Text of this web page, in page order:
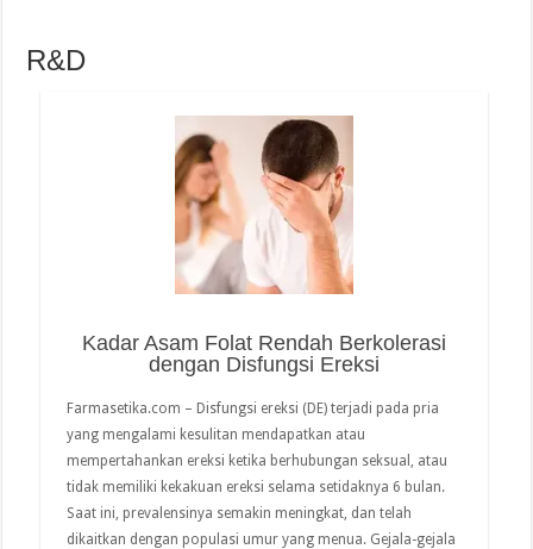
R&D
Kadar Asam Folat Rendah Berkolerasi
dengan Disfungsi Ereksi
Farmasetika.com – Disfungsi ereksi (DE) terjadi pada pria
yang mengalami kesulitan mendapatkan atau
mempertahankan ereksi ketika berhubungan seksual, atau
tidak memiliki kekakuan ereksi selama setidaknya 6 bulan.
Saat ini, prevalensinya semakin meningkat, dan telah
dikaitkan dengan populasi umur yang menua. Gejala-gejala